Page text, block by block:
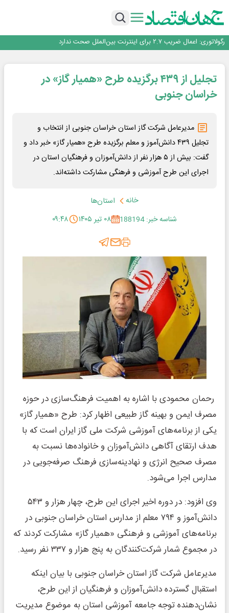
یک اشتباه کلاد، تمام اطلاعات کاربر را به باد داد
رگولاتوری: اعمال ضریب ۲.۷ برای اینترنت بین‌الملل صحت ندارد
با تقاضای برق ناپایدار هوش مصنوعی خودزنی می‌کند
یک اشتباه کلاد، تمام اطلاعات کاربر را به باد داد
اینوتکس امسال با مدل جدید برگزار می‌شود
تجلیل از ۴۳۹ برگزیده طرح «همیار گاز» در
خراسان جنوبی
مدیرعامل شرکت گاز استان خراسان جنوبی از انتخاب و
تجلیل ۴۳۹ دانش‌آموز و معلم برگزیده طرح «همیار گاز» خبر داد و
گفت: بیش از ۵ هزار نفر از دانش‌آموزان و فرهنگیان استان در
اجرای این طرح آموزشی و فرهنگی مشارکت داشته‌اند.
خانه
استان‌ها
شناسه خبر: 188194
۰۸ تیر ۱۴۰۵ ۰۹:۴۸
رحمان محمودی با اشاره به اهمیت فرهنگ‌سازی در حوزه
مصرف ایمن و بهینه گاز طبیعی اظهار کرد: طرح «همیار گاز»
یکی از برنامه‌های آموزشی شرکت ملی گاز ایران است که با
هدف ارتقای آگاهی دانش‌آموزان و خانواده‌ها نسبت به
مصرف صحیح انرژی و نهادینه‌سازی فرهنگ صرفه‌جویی در
مدارس اجرا می‌شود.
وی افزود: در دوره اخیر اجرای این طرح، چهار هزار و ۵۴۳
دانش‌آموز و ۷۹۴ معلم از مدارس استان خراسان جنوبی در
برنامه‌های آموزشی و فرهنگی «همیار گاز» مشارکت کردند که
در مجموع شمار شرکت‌کنندگان به پنج هزار و ۳۳۷ نفر رسید.
مدیرعامل شرکت گاز استان خراسان جنوبی با بیان اینکه
استقبال گسترده دانش‌آموزان و فرهنگیان از این طرح،
نشان‌دهنده توجه جامعه آموزشی استان به موضوع مدیریت